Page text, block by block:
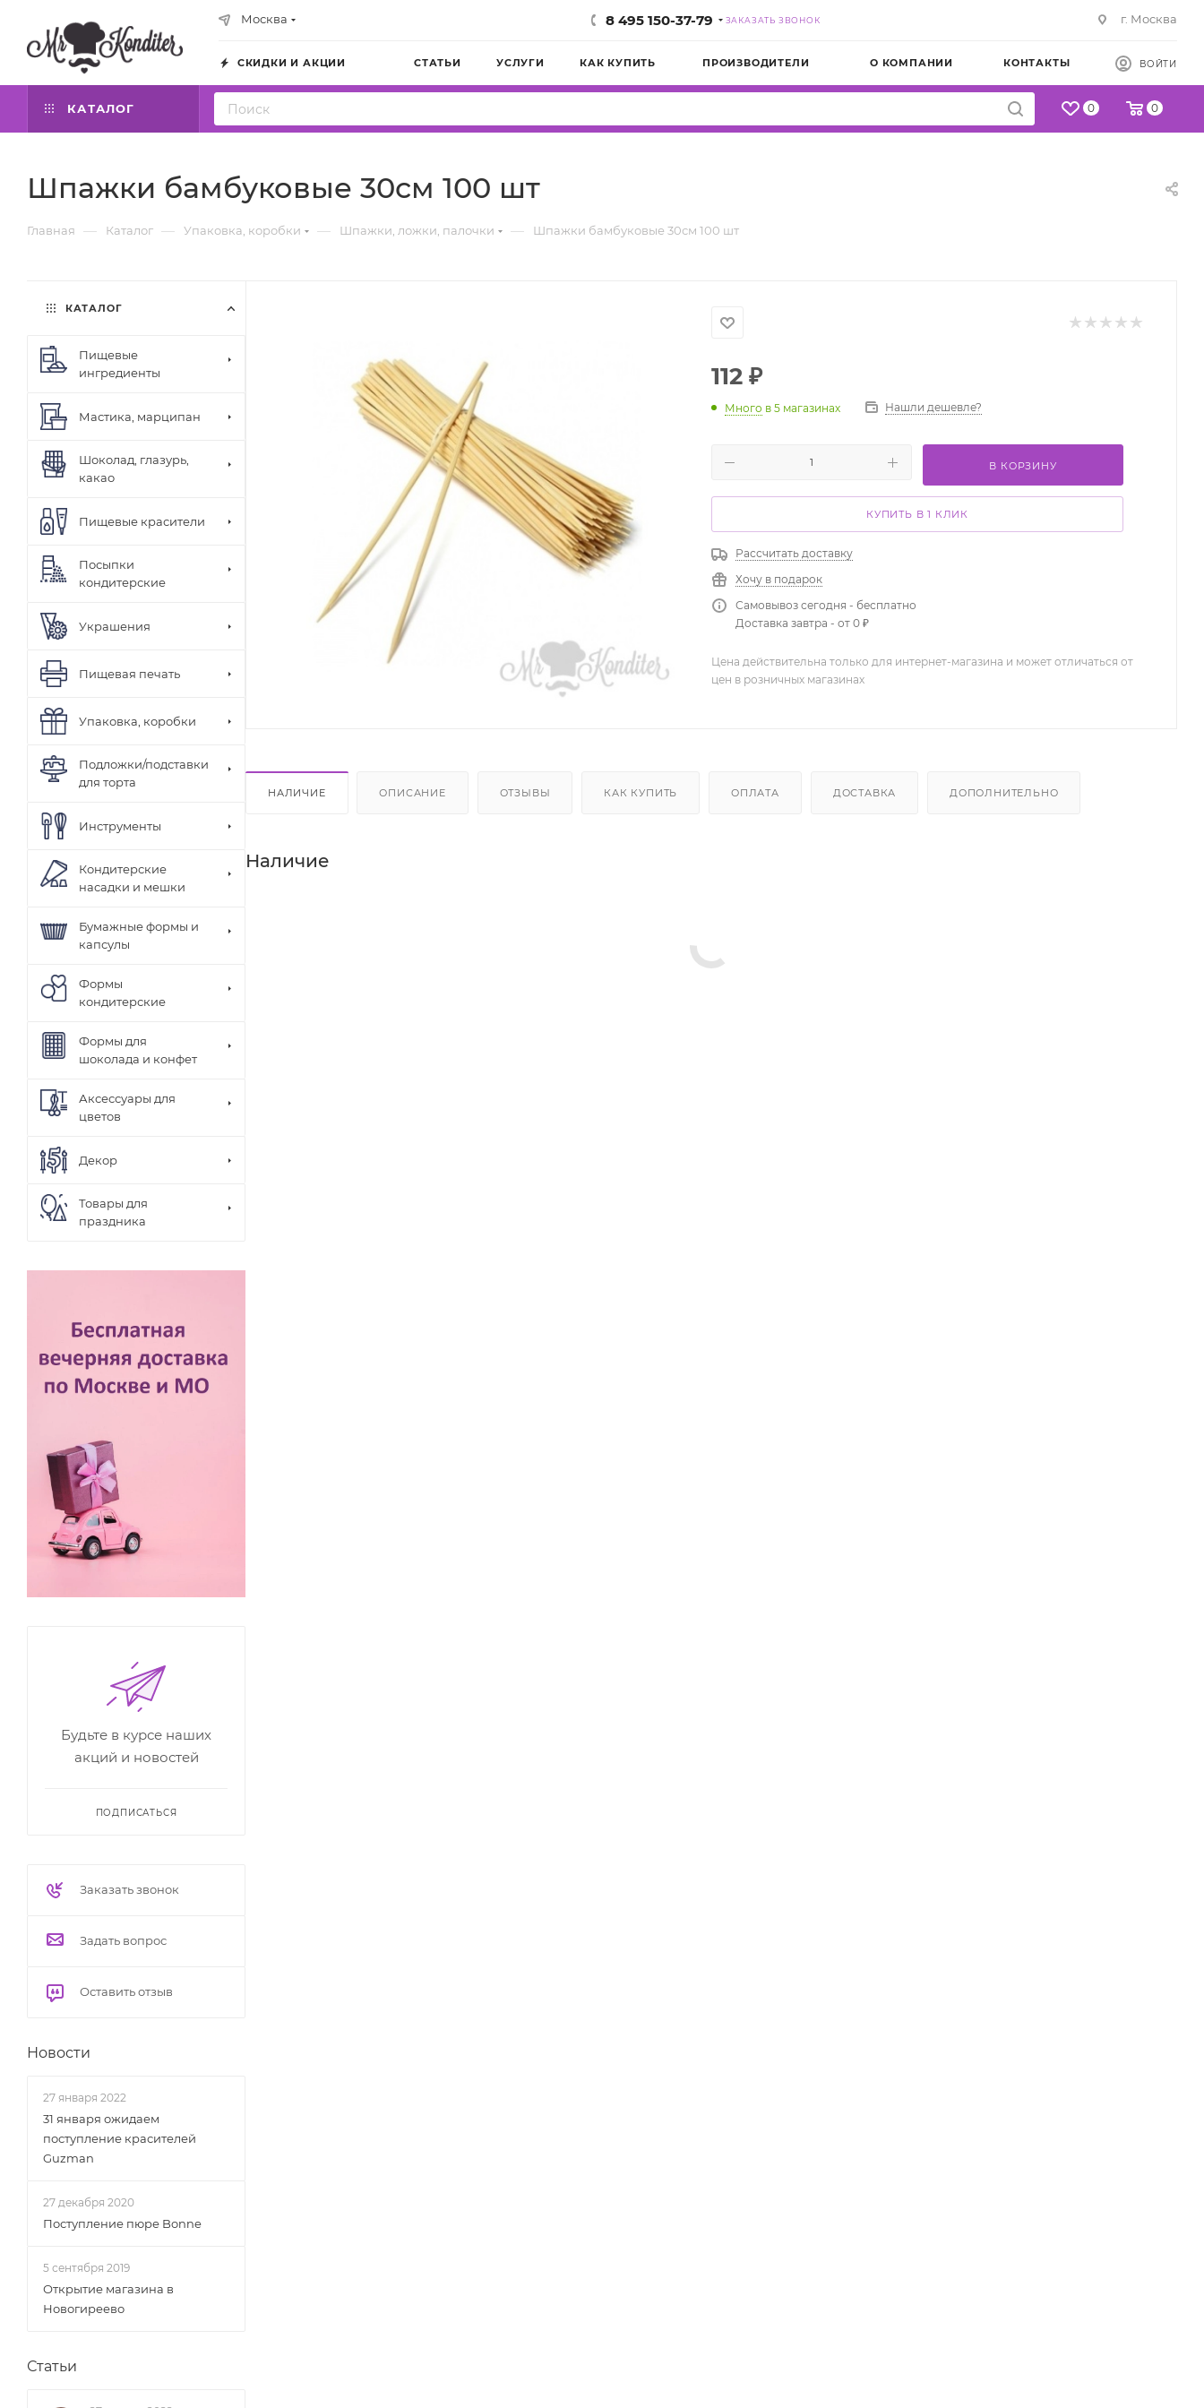
Москва 8 495 150-37-79 ЗАКАЗАТЬ ЗВОНОК г. Москва
СКИДКИ И АКЦИИ СТАТЬИ УСЛУГИ КАК КУПИТЬ ПРОИЗВОДИТЕЛИ О КОМПАНИИ КОНТАКТЫ ВОЙТИ
КАТАЛОГ 0 0
Шпажки бамбуковые 30см 100 шт
Главная — Каталог — Упаковка, коробки — Шпажки, ложки, палочки — Шпажки бамбуковые 30см 100 шт
112 ₽
Много в 5 магазинах Нашли дешевле?
В КОРЗИНУ
КУПИТЬ В 1 КЛИК
Рассчитать доставку
Хочу в подарок
Самовывоз сегодня - бесплатно
Доставка завтра - от 0 ₽
Цена действительна только для интернет-магазина и может отличаться от
цен в розничных магазинах
НАЛИЧИЕ ОПИСАНИЕ ОТЗЫВЫ КАК КУПИТЬ ОПЛАТА ДОСТАВКА ДОПОЛНИТЕЛЬНО
Наличие
КАТАЛОГ
Пищевые
ингредиенты
Мастика, марципан
Шоколад, глазурь,
какао
Пищевые красители
Посыпки
кондитерские
Украшения
Пищевая печать
Упаковка, коробки
Подложки/подставки
для торта
Инструменты
Кондитерские
насадки и мешки
Бумажные формы и
капсулы
Формы
кондитерские
Формы для
шоколада и конфет
Аксессуары для
цветов
Декор
Товары для
праздника
Будьте в курсе наших
акций и новостей
ПОДПИСАТЬСЯ
Заказать звонок
Задать вопрос
Оставить отзыв
Новости
27 января 2022
31 января ожидаем
поступление красителей
Guzman
27 декабря 2020
Поступление пюре Bonne
5 сентября 2019
Открытие магазина в
Новогиреево
Статьи